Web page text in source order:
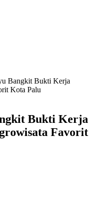
Bangkit Bukti Kerja
Kota Palu
Bukti Kerja
Favorit